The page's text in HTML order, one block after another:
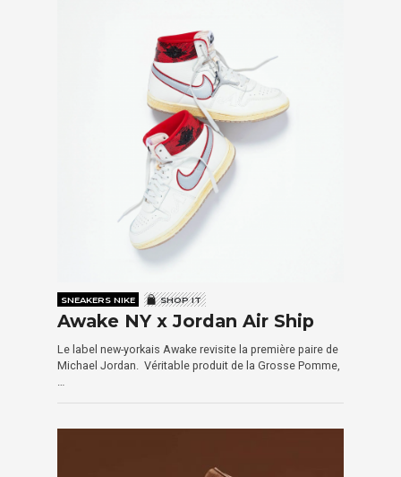
SNEAKERS NIKE SHOP IT
Awake NY x Jordan Air Ship
Le label new-yorkais Awake revisite la première paire de
Michael Jordan. Véritable produit de la Grosse Pomme,